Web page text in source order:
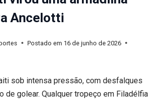
Ancelotti
Postado em 16 de junho de 2026
sob intensa pressão, com desfalques
de golear. Qualquer tropeço em Filadélfia